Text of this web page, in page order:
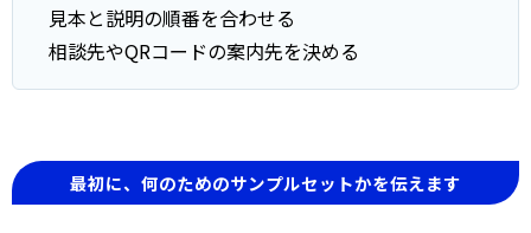
見本と説明の順番を合わせる
相談先やQRコードの案内先を決める
最初に、何のためのサンプルセットかを伝えます